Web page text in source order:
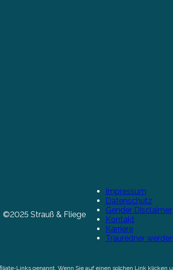
©2025 Strauß & Fliege
Impressum
Datenschutz
Gender Disclaimer
Kontakt
Karriere
Trauredner werden
Links genannt. Wenn Sie auf einen solchen Link